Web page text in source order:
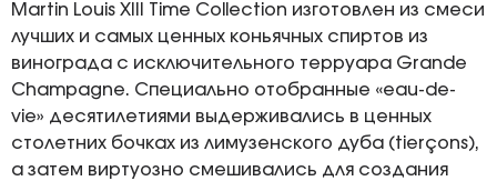
Martin Louis XIII Time Collection изготовлен из смеси
лучших и самых ценных коньячных спиртов из
винограда с исключительного терруара Grande
Champagne. Специально отобранные «eau-de-
vie» десятилетиями выдерживались в ценных
столетних бочках из лимузенского дуба (tierçons),
а затем виртуозно смешивались для создания